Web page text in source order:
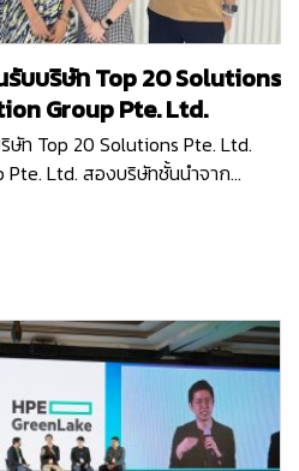
บบริษัท Top 20 Solutions
Group Pte. Ltd.
ษัท Top 20 Solutions Pte. Ltd.
Pte. Ltd. สองบริษัทชั้นนำจาก
ลี่ยนข้อมูล…